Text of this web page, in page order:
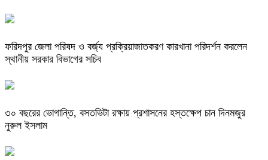
ফরিদপুর জেলা পরিষদ ও বর্জ্য প্রক্রিয়াজাতকরণ কারখানা পরিদর্শন করলেন
স্থানীয় সরকার বিভাগের সচিব
৩০ বছরের ভোগান্তি, বসতভিটা রক্ষায় প্রশাসনের হস্তক্ষেপ চান দিনমজুর
নুরুল ইসলাম